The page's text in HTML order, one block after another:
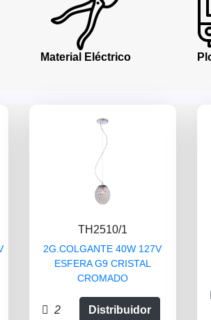
Material Eléctrico
TH2510/1
2G.COLGANTE 40W 127V
ESFERA G9 CRISTAL
CROMADO
2 Distribuidor